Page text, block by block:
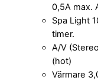
0,5A max.
Spa Light
timer.
A/V
(hot)
Värmare